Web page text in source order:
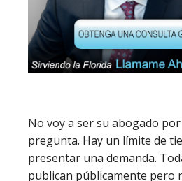
No voy a ser su abogado
pregunta. Hay un límite de
presentar una demanda.
publican públicamente pero